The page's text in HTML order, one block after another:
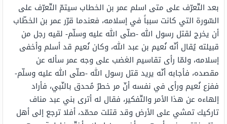
بعد التّعرّف على متى اسلم عمر بن الخطاب سيتمّ التّعرّف على
السّورة التي كانت سبباً في إسلامه، فعندما قرّر عمر بن الخطّاب
أن يخرج لقتل رسول الله -صلّى الله عليه وسلّم- لقيه رجل من
قبيلته يُقال أنّه نُعيم بن عبد الله، وكان نُعيم قد أسلم وأخفى
إسلامه، ولمّا رأى تقاسيم الغضب على وجه عمر سأله عن
مقصده، فأجابه أنّه يريد قتل رسول الله -صلّى الله عليه وسلّم-
ففزع نُعيم ورأى في نفسه أنّ مر خطرٌ مُحدق بالنّبي، فأراد
إلهاءه عن هذا الأمر والتّفكير، فقال له أترى بني عبد مناف
تاركيك تمشي على الأرض وقد قتلت محمّد، أفلا ترجع إلى أهل